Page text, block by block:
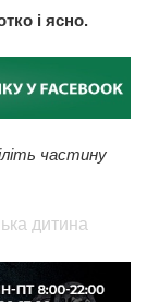
і ясно.
частину
дитина